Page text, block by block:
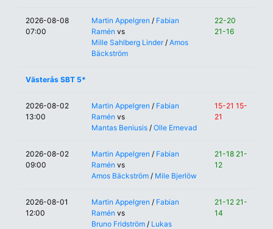
2026-08-08
07:00
Martin Appelgren / Fabian
Ramén vs
Mille Sahlberg Linder/ Amos
Bäckström
22-20
21-16
Västerås SBT 5*
2026-08-02
13:00
Martin Appelgren / Fabian
Ramén vs
Mantas Beniusis / Olle Ernevad
15-21 15-
21
2026-08-02
09:00
Martin Appelgren / Fabian
Ramén vs
Amos Bäckström / Mile Bjerlöw
21-18 21-
12
2026-08-01
12:00
Martin Appelgren / Fabian
Ramén vs
Bruno Fridström / Lukas
21-12 21-
14